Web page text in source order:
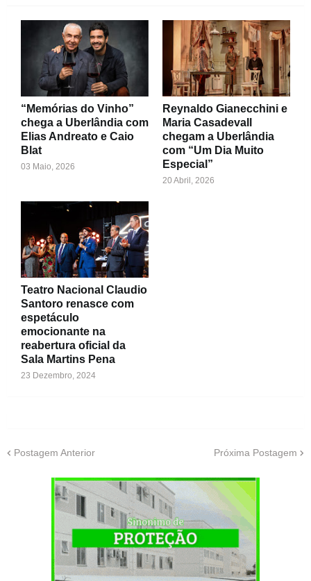
“Memórias do Vinho”
chega a Uberlândia com
Elias Andreato e Caio
Blat
03 Maio, 2026
Reynaldo Gianecchini e
Maria Casadevall
chegam a Uberlândia
com “Um Dia Muito
Especial”
20 Abril, 2026
Teatro Nacional Claudio
Santoro renasce com
espetáculo
emocionante na
reabertura oficial da
Sala Martins Pena
23 Dezembro, 2024
Postagem Anterior Próxima Postagem